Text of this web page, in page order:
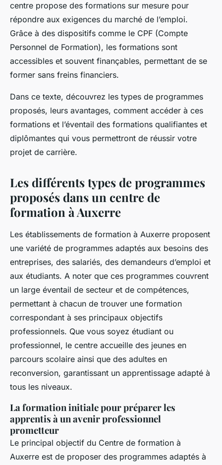
centre propose des formations sur mesure pour
répondre aux exigences du marché de l’emploi.
Grâce à des dispositifs comme le CPF (Compte
Personnel de Formation), les formations sont
accessibles et souvent finançables, permettant de se
former sans freins financiers.
Dans ce texte, découvrez les types de programmes
proposés, leurs avantages, comment accéder à ces
formations et l’éventail des formations qualifiantes et
diplômantes qui vous permettront de réussir votre
projet de carrière.
Les différents types de programmes
proposés dans un centre de
formation à Auxerre
Les établissements de formation à Auxerre proposent
une variété de programmes adaptés aux besoins des
entreprises, des salariés, des demandeurs d’emploi et
aux étudiants. A noter que ces programmes couvrent
un large éventail de secteur et de compétences,
permettant à chacun de trouver une formation
correspondant à ses principaux objectifs
professionnels. Que vous soyez étudiant ou
professionnel, le centre accueille des jeunes en
parcours scolaire ainsi que des adultes en
reconversion, garantissant un apprentissage adapté à
tous les niveaux.
La formation initiale pour préparer les
apprentis à un avenir professionnel
prometteur
Le principal objectif du Centre de formation à
Auxerre est de proposer des programmes adaptés à